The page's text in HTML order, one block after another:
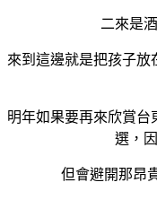
二來是
來到這邊就是把孩子
明年如果要再來欣賞
選，
但會避開那昂